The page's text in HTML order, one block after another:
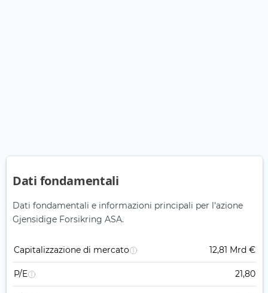
Dati fondamentali
Dati fondamentali e informazioni principali per l'azione
Gjensidige Forsikring ASA.
Capitalizzazione di mercato 12,81 Mrd €
P/E 21,80